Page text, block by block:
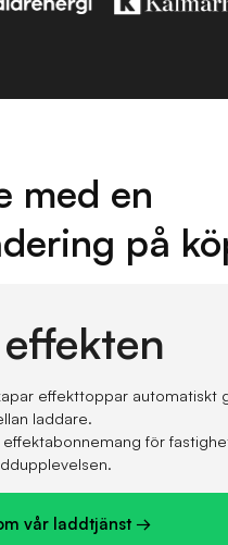
med en
på
effekttoppar automatiskt
laddare.
effektabonnemang för
vår laddtjänst →